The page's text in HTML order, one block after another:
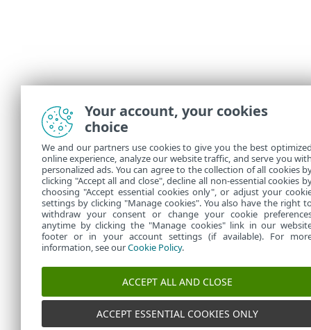
Your account, your cookies
choice
We and our partners use cookies to give you the best
online experience, analyze our website traffic, and serve you
personalized ads. You can agree to the collection of all cookies
clicking "Accept all and close", decline all non-essential cookies
choosing "Accept essential cookies only", or adjust your
settings by clicking "Manage cookies". You also have the right
withdraw your consent or change your cookie
anytime by clicking the "Manage cookies" link in our
footer or in your account settings (if available). For
information, see ourCookie Policy.
ACCEPT ALL AND CLOSE
ACCEPT ESSENTIAL COOKIES ONLY